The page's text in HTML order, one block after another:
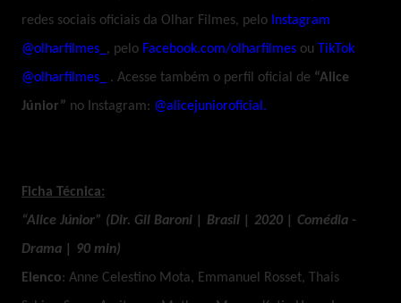
redes sociais oficiais da Olhar Filmes, pelo Instagram
@olharfilmes_ , pelo Facebook.com/olharfilmes ou TikTok
@olharfilmes_ . Acesse também o perfil oficial de “Alice
Júnior” no Instagram: @alicejunioroficial.
Ficha Técnica:
“Alice Júnior” (Dir. Gil Baroni | Brasil | 2020 | Comédia -
Drama | 90 min)
Elenco: Anne Celestino Mota, Emmanuel Rosset, Thais